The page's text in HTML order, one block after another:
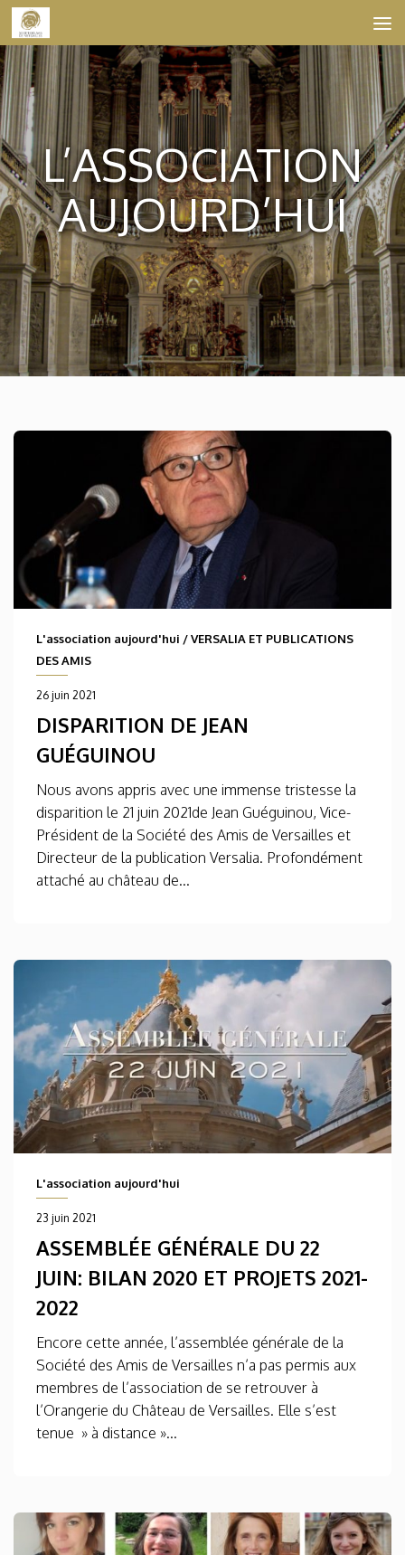
Skip to content
L’ASSOCIATION
AUJOURD’HUI
L'association aujourd'hui /VERSALIA ET PUBLICATIONS
DES AMIS
26 juin 2021
DISPARITION DE JEAN
GUÉGUINOU
Nous avons appris avec une immense tristesse la
disparition le 21 juin 2021de Jean Guéguinou, Vice-
Président de la Société des Amis de Versailles et
Directeur de la publication Versalia. Profondément
attaché au château de...
L'association aujourd'hui
23 juin 2021
ASSEMBLÉE GÉNÉRALE DU 22
JUIN: BILAN 2020 ET PROJETS 2021-
2022
Encore cette année, l’assemblée générale de la
Société des Amis de Versailles n’a pas permis aux
membres de l’association de se retrouver à
l’Orangerie du Château de Versailles. Elle s’est
tenue » à distance »...